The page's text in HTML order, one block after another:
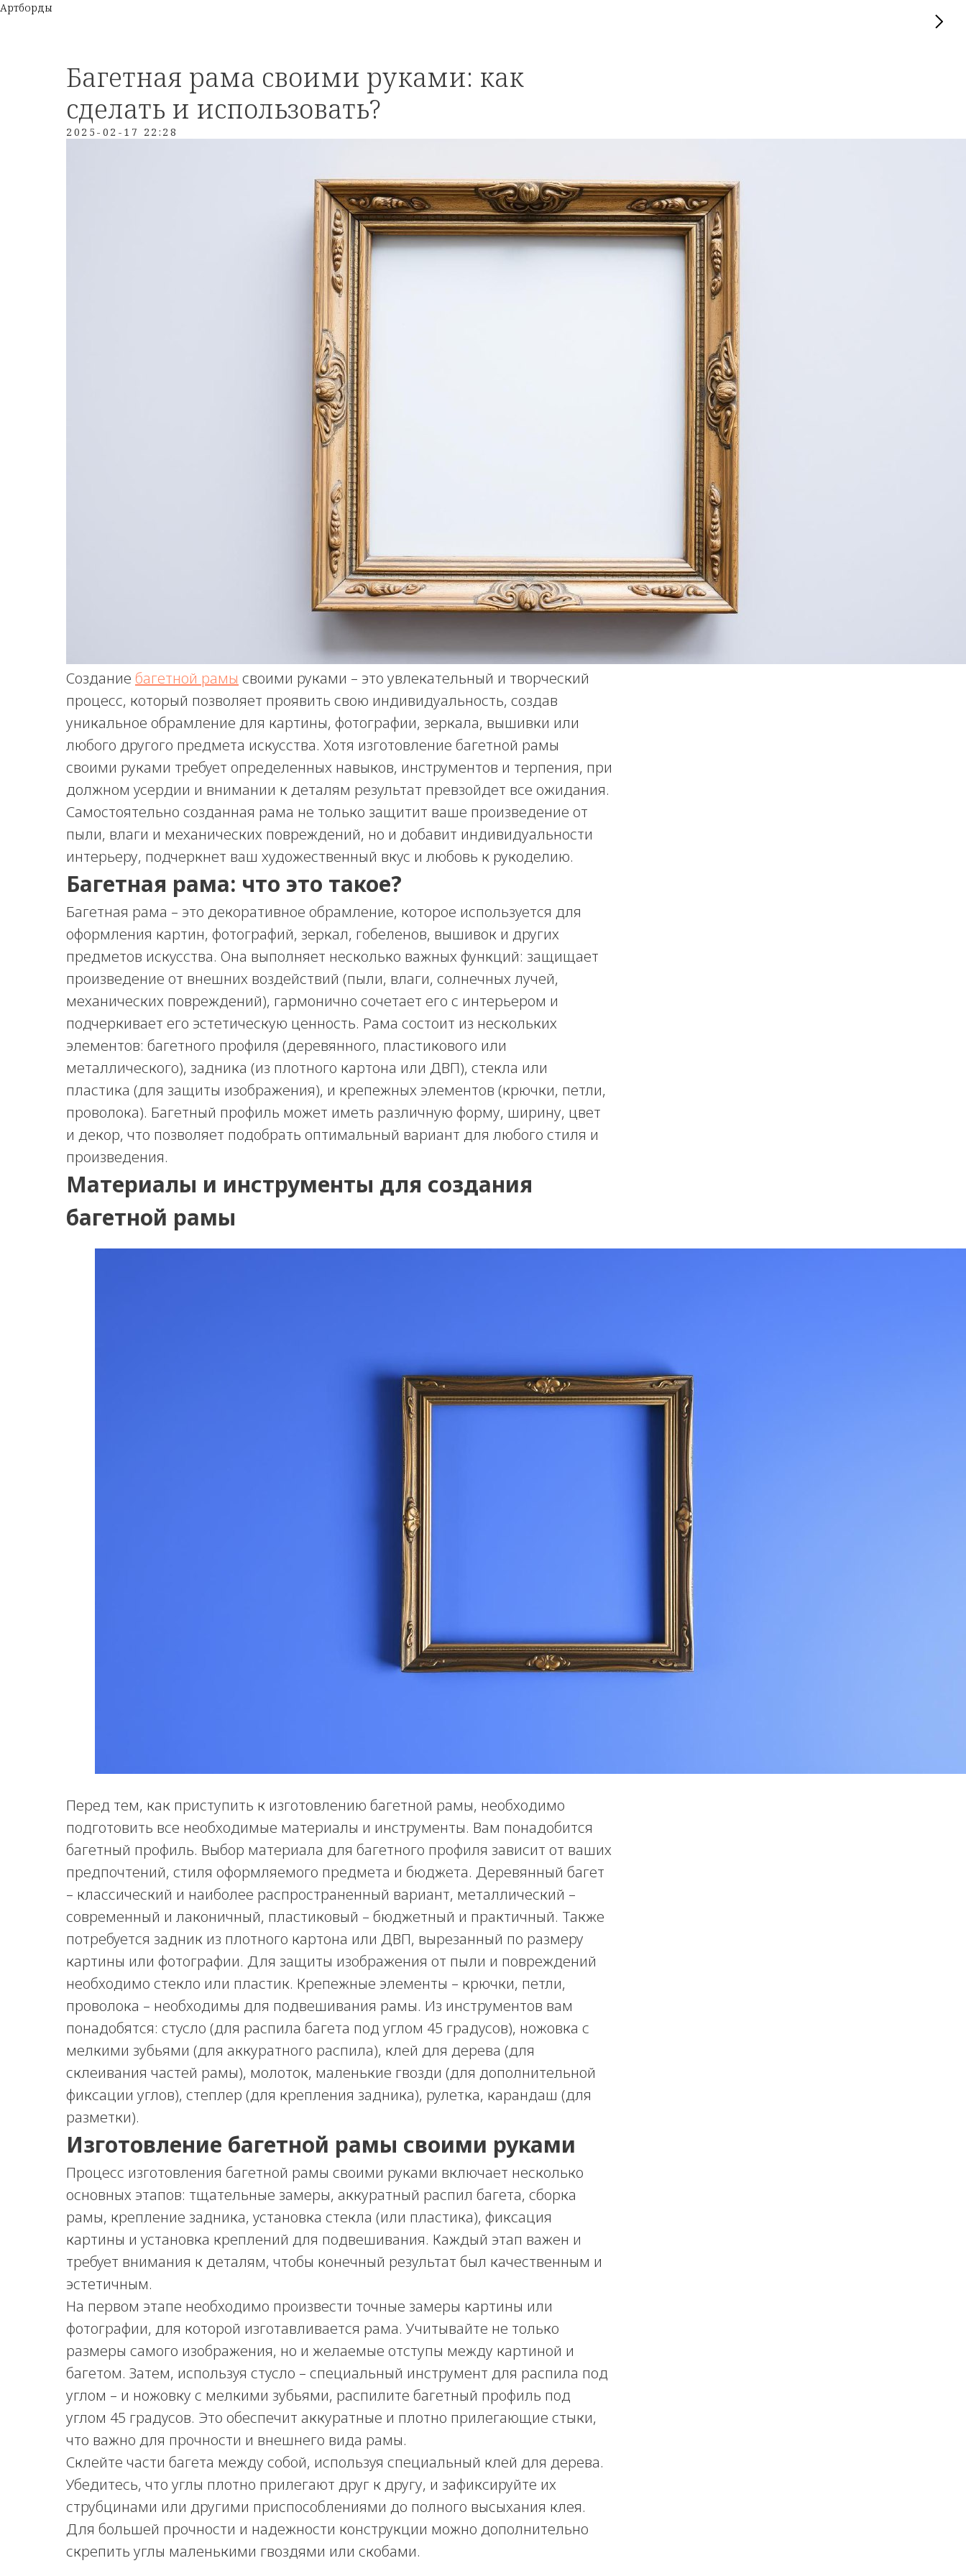
Артборды
Багетная рама своими руками: как
сделать и использовать?
2025-02-17 22:28
Создание багетной рамы своими руками – это увлекательный и творческий
процесс, который позволяет проявить свою индивидуальность, создав
уникальное обрамление для картины, фотографии, зеркала, вышивки или
любого другого предмета искусства. Хотя изготовление багетной рамы
своими руками требует определенных навыков, инструментов и терпения, при
должном усердии и внимании к деталям результат превзойдет все ожидания.
Самостоятельно созданная рама не только защитит ваше произведение от
пыли, влаги и механических повреждений, но и добавит индивидуальности
интерьеру, подчеркнет ваш художественный вкус и любовь к рукоделию.
Багетная рама: что это такое?
Багетная рама – это декоративное обрамление, которое используется для
оформления картин, фотографий, зеркал, гобеленов, вышивок и других
предметов искусства. Она выполняет несколько важных функций: защищает
произведение от внешних воздействий (пыли, влаги, солнечных лучей,
механических повреждений), гармонично сочетает его с интерьером и
подчеркивает его эстетическую ценность. Рама состоит из нескольких
элементов: багетного профиля (деревянного, пластикового или
металлического), задника (из плотного картона или ДВП), стекла или
пластика (для защиты изображения), и крепежных элементов (крючки, петли,
проволока). Багетный профиль может иметь различную форму, ширину, цвет
и декор, что позволяет подобрать оптимальный вариант для любого стиля и
произведения.
Материалы и инструменты для создания
багетной рамы
Перед тем, как приступить к изготовлению багетной рамы, необходимо
подготовить все необходимые материалы и инструменты. Вам понадобится
багетный профиль. Выбор материала для багетного профиля зависит от ваших
предпочтений, стиля оформляемого предмета и бюджета. Деревянный багет
– классический и наиболее распространенный вариант, металлический –
современный и лаконичный, пластиковый – бюджетный и практичный. Также
потребуется задник из плотного картона или ДВП, вырезанный по размеру
картины или фотографии. Для защиты изображения от пыли и повреждений
необходимо стекло или пластик. Крепежные элементы – крючки, петли,
проволока – необходимы для подвешивания рамы. Из инструментов вам
понадобятся: стусло (для распила багета под углом 45 градусов), ножовка с
мелкими зубьями (для аккуратного распила), клей для дерева (для
склеивания частей рамы), молоток, маленькие гвозди (для дополнительной
фиксации углов), степлер (для крепления задника), рулетка, карандаш (для
разметки).
Изготовление багетной рамы своими руками
Процесс изготовления багетной рамы своими руками включает несколько
основных этапов: тщательные замеры, аккуратный распил багета, сборка
рамы, крепление задника, установка стекла (или пластика), фиксация
картины и установка креплений для подвешивания. Каждый этап важен и
требует внимания к деталям, чтобы конечный результат был качественным и
эстетичным.
На первом этапе необходимо произвести точные замеры картины или
фотографии, для которой изготавливается рама. Учитывайте не только
размеры самого изображения, но и желаемые отступы между картиной и
багетом. Затем, используя стусло – специальный инструмент для распила под
углом – и ножовку с мелкими зубьями, распилите багетный профиль под
углом 45 градусов. Это обеспечит аккуратные и плотно прилегающие стыки,
что важно для прочности и внешнего вида рамы.
Склейте части багета между собой, используя специальный клей для дерева.
Убедитесь, что углы плотно прилегают друг к другу, и зафиксируйте их
струбцинами или другими приспособлениями до полного высыхания клея.
Для большей прочности и надежности конструкции можно дополнительно
скрепить углы маленькими гвоздями или скобами.